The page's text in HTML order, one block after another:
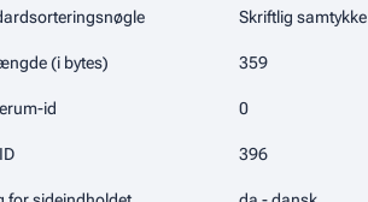
Skriftlig samtykke
(i bytes) 359
id 0
396